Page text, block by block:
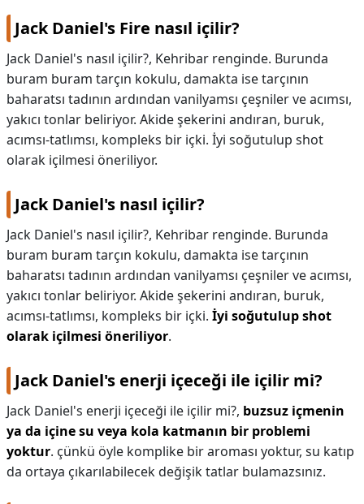
ALANLARI
HAMİLELİK
KAPLICALAR
İLETİŞİM
Jack Daniel's Fire nasıl içilir?
Jack Daniel's nasıl içilir?, Kehribar renginde. Burunda
buram buram tarçın kokulu, damakta ise tarçının
baharatsı tadının ardından vanilyamsı çeşniler ve acımsı,
yakıcı tonlar beliriyor. Akide şekerini andıran, buruk,
acımsı-tatlımsı, kompleks bir içki. İyi soğutulup shot
olarak içilmesi öneriliyor.
Jack Daniel's nasıl içilir?
Jack Daniel's nasıl içilir?, Kehribar renginde. Burunda
buram buram tarçın kokulu, damakta ise tarçının
baharatsı tadının ardından vanilyamsı çeşniler ve acımsı,
yakıcı tonlar beliriyor. Akide şekerini andıran, buruk,
acımsı-tatlımsı, kompleks bir içki. İyi soğutulup shot
olarak içilmesi öneriliyor.
Jack Daniel's enerji içeceği ile içilir mi?
Jack Daniel's enerji içeceği ile içilir mi?, buzsuz içmenin
ya da içine su veya kola katmanın bir problemi
yoktur. çünkü öyle komplike bir aroması yoktur, su katıp
da ortaya çıkarılabilecek değişik tatlar bulamazsınız.